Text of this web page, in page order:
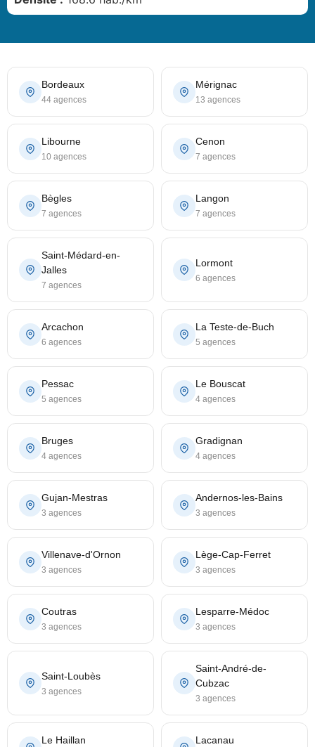
Bordeaux
44 agences
Mérignac
13 agences
Libourne
10 agences
Cenon
7 agences
Bègles
7 agences
Langon
7 agences
Saint-Médard-en-
Jalles
7 agences
Lormont
6 agences
Arcachon
6 agences
La Teste-de-Buch
5 agences
Pessac
5 agences
Le Bouscat
4 agences
Bruges
4 agences
Gradignan
4 agences
Gujan-Mestras
3 agences
Andernos-les-Bains
3 agences
Villenave-d'Ornon
3 agences
Lège-Cap-Ferret
3 agences
Coutras
3 agences
Lesparre-Médoc
3 agences
Saint-Loubès
3 agences
Saint-André-de-
Cubzac
3 agences
Le Haillan Lacanau